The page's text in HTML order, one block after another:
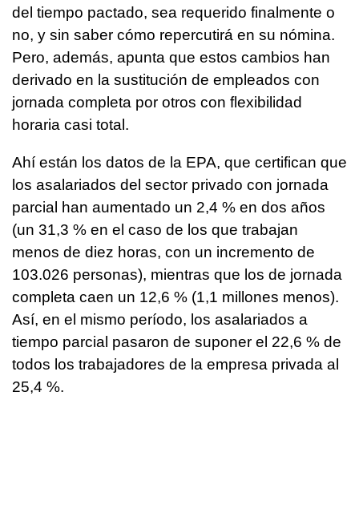
del tiempo pactado, sea requerido finalmente o
no, y sin saber cómo repercutirá en su nómina.
Pero, además, apunta que estos cambios han
derivado en la sustitución de empleados con
jornada completa por otros con flexibilidad
horaria casi total.
Ahí están los datos de la EPA, que certifican que
los asalariados del sector privado con jornada
parcial han aumentado un 2,4 % en dos años
(un 31,3 % en el caso de los que trabajan
menos de diez horas, con un incremento de
103.026 personas), mientras que los de jornada
completa caen un 12,6 % (1,1 millones menos).
Así, en el mismo período, los asalariados a
tiempo parcial pasaron de suponer el 22,6 % de
todos los trabajadores de la empresa privada al
25,4 %.